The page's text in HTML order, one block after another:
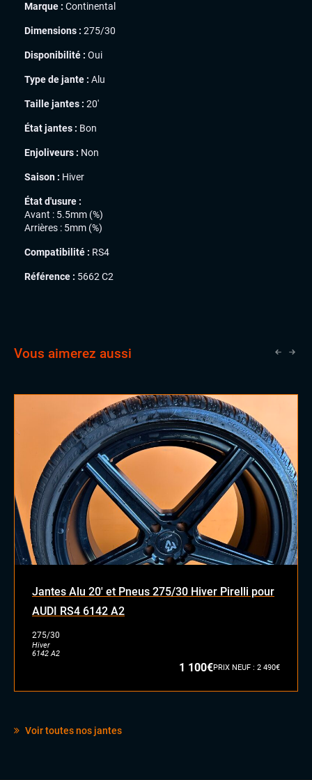
Marque : Continental
Dimensions : 275/30
Disponibilité : Oui
Type de jante : Alu
Taille jantes : 20'
État jantes : Bon
Enjoliveurs : Non
Saison : Hiver
État d'usure :
Avant : 5.5mm (%)
Arrières : 5mm (%)
Compatibilité : RS4
Référence : 5662 C2
Vous aimerez aussi
Jantes Alu 20' et Pneus 275/30 Hiver Pirelli pour
AUDI RS4 6142 A2
275/30
Hiver
6142 A2
1 100€PRIX NEUF : 2 490€
Voir toutes nos jantes